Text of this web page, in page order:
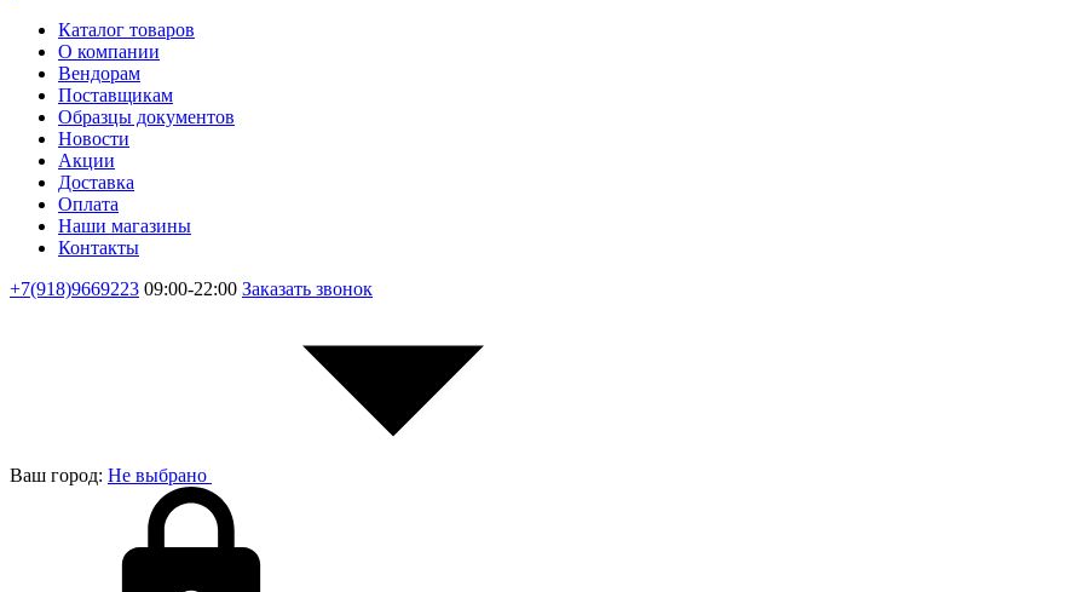
Каталог товаров
О компании
Вендорам
Поставщикам
Образцы документов
Новости
Акции
Доставка
Оплата
Наши магазины
Контакты
+7(918)9669223 09:00-22:00 Заказать звонок
Ваш город: Не выбрано